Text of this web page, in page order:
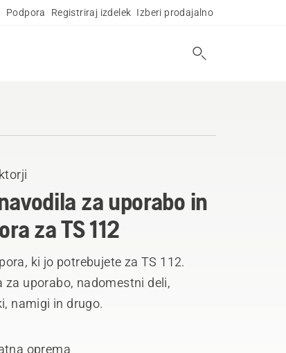
Podpora Registriraj izdelek Izberi prodajalno
za uporabo in
za TS 112
ki jo potrebujete za TS 112.
za uporabo, nadomestni deli,
namigi in drugo.
oprema